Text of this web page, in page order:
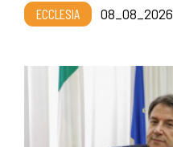
ECCLESIA 08_08_2026